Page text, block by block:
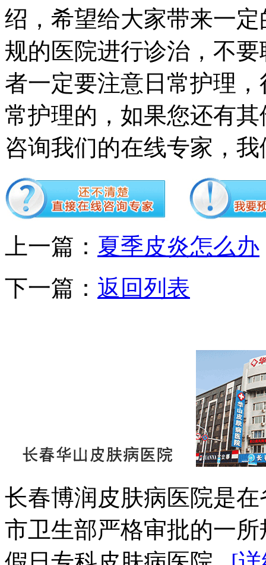
绍，希望给大家带来一
规的医院进行诊治，不
者一定要注意日常护理
常护理的，如果您还有其
咨询我们的在线专家，
上一篇： 夏季皮炎怎么办
下一篇： 返回列表
长春博润皮肤病医院是
市卫生部严格审批的一